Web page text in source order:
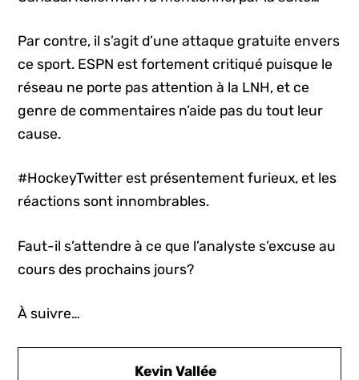
Par contre, il s’agit d’une attaque gratuite envers
ce sport. ESPN est fortement critiqué puisque le
réseau ne porte pas attention à la LNH, et ce
genre de commentaires n’aide pas du tout leur
cause.
#HockeyTwitter est présentement furieux, et les
réactions sont innombrables.
Faut-il s’attendre à ce que l’analyste s’excuse au
cours des prochains jours?
À suivre…
Kevin Vallée